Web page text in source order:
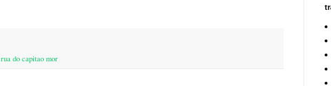
rua do capitao mor